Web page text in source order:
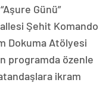
Günü”
Şehit Komando
Dokuma Atölyesi
programda özenle
ikram